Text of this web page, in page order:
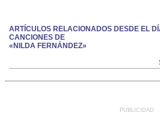
ARTÍCULOS RELACIONADOS DESDE EL
CANCIONES DE
«NILDA FERNÁNDEZ»
PUBLICIDAD